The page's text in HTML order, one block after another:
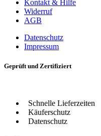
Kontakt & Hilfe
Widerruf
AGB
Datenschutz
Impressum
Geprüft und Zertifiziert
Schnelle Lieferzeiten
Käuferschutz
Datenschutz